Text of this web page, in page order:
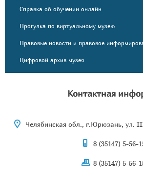
Справка об обучении онлайн
Прогулка по виртуальному музею
Правовые новости и правовое
Цифровой архив музея
Контактная
Челябинская обл., г.Юрюзань, ул.
8 (35147) 5-56-
8 (35147) 5-56-